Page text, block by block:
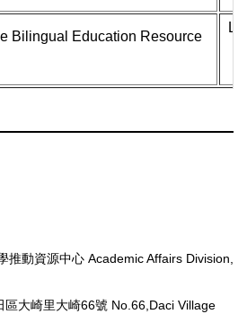
Bilingual Education Resource
推動資源中心 Academic Affairs Division,
大崎里大崎66號 No.66,Daci Village